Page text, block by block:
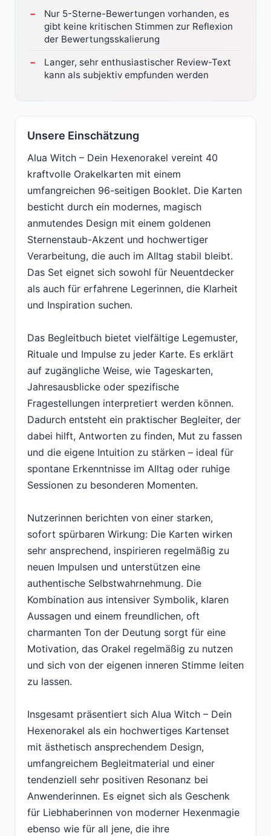
Nur 5-Sterne-Bewertungen vorhanden, es
gibt keine kritischen Stimmen zur Reflexion
der Bewertungsskalierung
Langer, sehr enthusiastischer Review-Text
kann als subjektiv empfunden werden
Unsere Einschätzung
Alua Witch – Dein Hexenorakel vereint 40
kraftvolle Orakelkarten mit einem
umfangreichen 96-seitigen Booklet. Die Karten
besticht durch ein modernes, magisch
anmutendes Design mit einem goldenen
Sternenstaub-Akzent und hochwertiger
Verarbeitung, die auch im Alltag stabil bleibt.
Das Set eignet sich sowohl für Neuentdecker
als auch für erfahrene Legerinnen, die Klarheit
und Inspiration suchen.
Das Begleitbuch bietet vielfältige Legemuster,
Rituale und Impulse zu jeder Karte. Es erklärt
auf zugängliche Weise, wie Tageskarten,
Jahresausblicke oder spezifische
Fragestellungen interpretiert werden können.
Dadurch entsteht ein praktischer Begleiter, der
dabei hilft, Antworten zu finden, Mut zu fassen
und die eigene Intuition zu stärken – ideal für
spontane Erkenntnisse im Alltag oder ruhige
Sessionen zu besonderen Momenten.
Nutzerinnen berichten von einer starken,
sofort spürbaren Wirkung: Die Karten wirken
sehr ansprechend, inspirieren regelmäßig zu
neuen Impulsen und unterstützen eine
authentische Selbstwahrnehmung. Die
Kombination aus intensiver Symbolik, klaren
Aussagen und einem freundlichen, oft
charmanten Ton der Deutung sorgt für eine
Motivation, das Orakel regelmäßig zu nutzen
und sich von der eigenen inneren Stimme leiten
zu lassen.
Insgesamt präsentiert sich Alua Witch – Dein
Hexenorakel als ein hochwertiges Kartenset
mit ästhetisch ansprechendem Design,
umfangreichem Begleitmaterial und einer
tendenziell sehr positiven Resonanz bei
Anwenderinnen. Es eignet sich als Geschenk
für Liebhaberinnen von moderner Hexenmagie
ebenso wie für all jene, die ihre